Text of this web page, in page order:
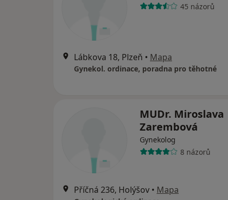
45 názorů
Lábkova 18, Plzeň • Mapa
Gynekol. ordinace, poradna pro těhotné
MUDr. Miroslava
Zarembová
Gynekolog
8 názorů
Příčná 236, Holýšov • Mapa